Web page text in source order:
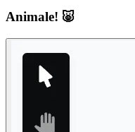
Animale! 🐷